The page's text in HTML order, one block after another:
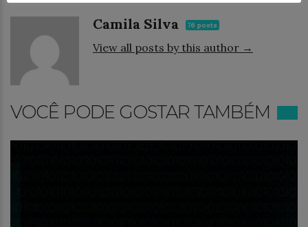
Camila Silva 76 posts
View all posts by this author →
VOCÊ PODE GOSTAR TAMBÉM